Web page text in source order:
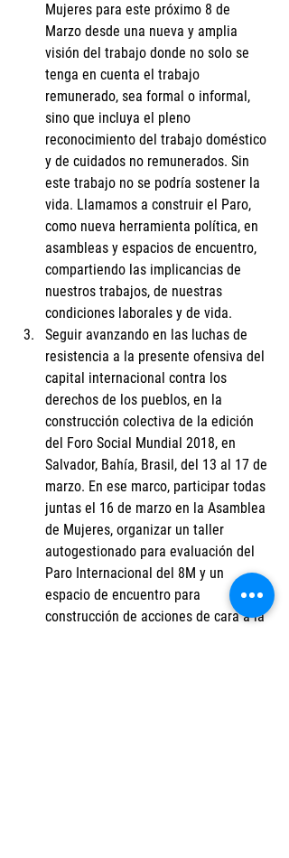
Mujeres para este próximo 8 de
Marzo desde una nueva y amplia
visión del trabajo donde no solo se
tenga en cuenta el trabajo
remunerado, sea formal o informal,
sino que incluya el pleno
reconocimiento del trabajo doméstico
y de cuidados no remunerados. Sin
este trabajo no se podría sostener la
vida. Llamamos a construir el Paro,
como nueva herramienta política, en
asambleas y espacios de encuentro,
compartiendo las implicancias de
nuestros trabajos, de nuestras
condiciones laborales y de vida.
Seguir avanzando en las luchas de
resistencia a la presente ofensiva del
capital internacional contra los
derechos de los pueblos, en la
construcción colectiva de la edición
del Foro Social Mundial 2018, en
Salvador, Bahía, Brasil, del 13 al 17 de
marzo. En ese marco, participar todas
juntas el 16 de marzo en la Asamblea
de Mujeres, organizar un taller
autogestionado para evaluación del
Paro Internacional del 8M y un
espacio de encuentro para
construcción de acciones de cara a la